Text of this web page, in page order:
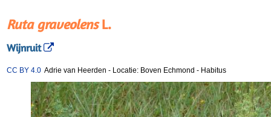
Ruta graveolensL.
Wijnruit
CC BY 4.0 Adrie van Heerden - Locatie: Boven Echmond - Habitus